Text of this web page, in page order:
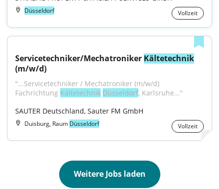
Düsseldorf Vollzeit
Servicetechniker/Mechatroniker Kältetechnik
(m/w/d)
"...Servicetechniker / Mechatroniker (m/w/d)
Fachrichtung Kältetechnik Düsseldorf, Karlsruhe..."
SAUTER Deutschland, Sauter FM GmbH
Duisburg, Raum Düsseldorf Vollzeit
Weitere Jobs laden